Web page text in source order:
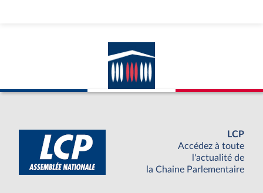
LCP
Accédez à toute
l'actualité de
la Chaine Parlementaire